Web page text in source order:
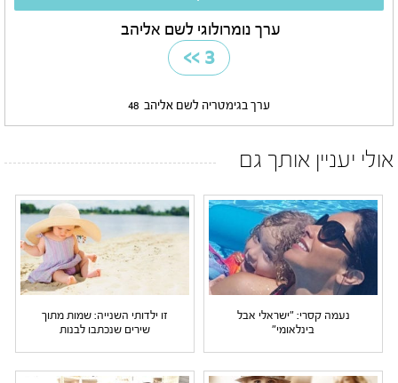
ערך נומרולוגי לשם אליהב
3
>>
ערך בגימטריה לשם אליהב 48
אולי יעניין אותך גם
נעמה קסרי: "ישראלי אבל
בינלאומי"
זו ילדותי השנייה: שמות מתוך
שירים שנכתבו לבנות